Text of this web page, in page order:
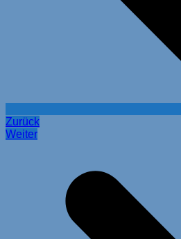
Zurück
Weiter